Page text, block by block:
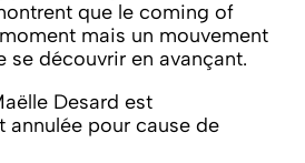
que le coming of
mais un mouvement
se découvrir en avançant.
Desard est
annulée pour cause de